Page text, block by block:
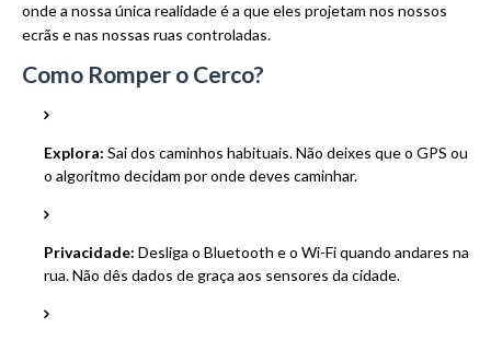
onde a nossa única realidade é a que eles projetam nos nossos
ecrãs e nas nossas ruas controladas.
Como Romper o Cerco?
Explora: Sai dos caminhos habituais. Não deixes que o GPS ou
o algoritmo decidam por onde deves caminhar.
Privacidade: Desliga o Bluetooth e o Wi-Fi quando andares na
rua. Não dês dados de graça aos sensores da cidade.